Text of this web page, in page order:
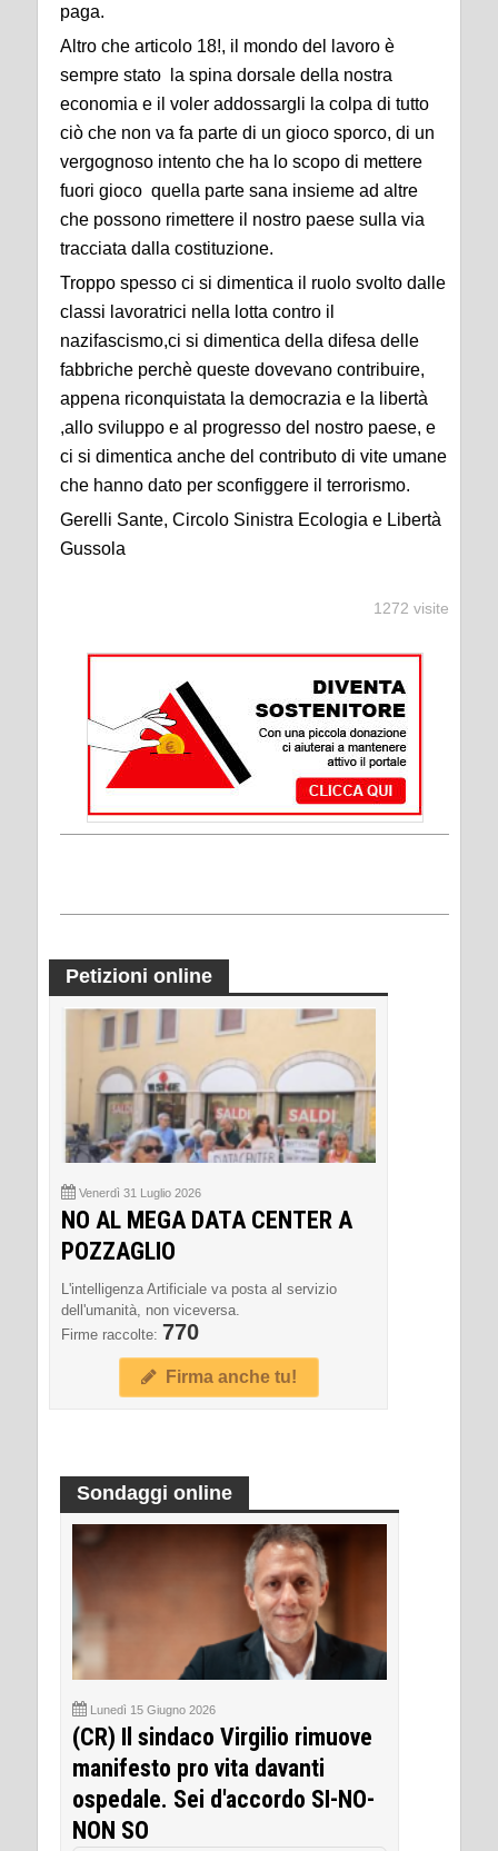
paga.
Altro che articolo 18!, il mondo del lavoro è
sempre stato la spina dorsale della nostra
economia e il voler addossargli la colpa di tutto
ciò che non va fa parte di un gioco sporco, di un
vergognoso intento che ha lo scopo di mettere
fuori gioco quella parte sana insieme ad altre
che possono rimettere il nostro paese sulla via
tracciata dalla costituzione.
Troppo spesso ci si dimentica il ruolo svolto dalle
classi lavoratrici nella lotta contro il
nazifascismo,ci si dimentica della difesa delle
fabbriche perchè queste dovevano contribuire,
appena riconquistata la democrazia e la libertà
,allo sviluppo e al progresso del nostro paese, e
ci si dimentica anche del contributo di vite umane
che hanno dato per sconfiggere il terrorismo.
Gerelli Sante, Circolo Sinistra Ecologia e Libertà
Gussola
1272 visite
Petizioni online
Venerdì 31 Luglio 2026
NO AL MEGA DATA CENTER A
POZZAGLIO
L'intelligenza Artificiale va posta al servizio
dell'umanità, non viceversa.
Firme raccolte: 770
Firma anche tu!
Sondaggi online
Lunedì 15 Giugno 2026
(CR) Il sindaco Virgilio rimuove
manifesto pro vita davanti
ospedale. Sei d'accordo SI-NO-
NON SO